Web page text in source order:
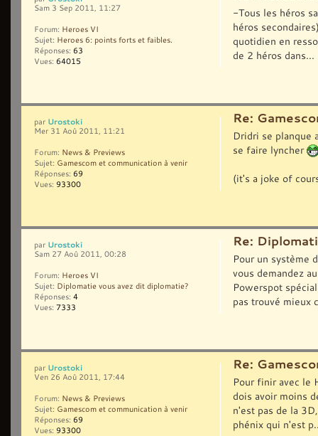
-Tous les héros
héros
quotidien en
de 2 héros dans...
Sam 3 Sep 2011, 11:27
Forum: Heroes VI
Sujet: Heroes 6: points forts et faibles.
Réponses: 63
Vues: 64015
Re:
Dridri se planque
se faire lyncher
(it's a joke of
par Urostoki
Mer 31 Aoû 2011, 11:21
Forum: News & Previews
Sujet: Gamescom et communication à venir
Réponses: 69
Vues: 93300
Re:
Pour un système
vous demandez
Powerspot
pas trouvé mieux
par Urostoki
Sam 27 Aoû 2011, 00:28
Forum: Heroes VI
Sujet: Diplomatie vous avez dit diplomatie?
Réponses: 4
Vues: 7333
Re:
Pour finir avec le
dois avoir moins
n'est pas de la
phénix qui n'est
par Urostoki
Ven 26 Aoû 2011, 17:44
Forum: News & Previews
Sujet: Gamescom et communication à venir
Réponses: 69
Vues: 93300